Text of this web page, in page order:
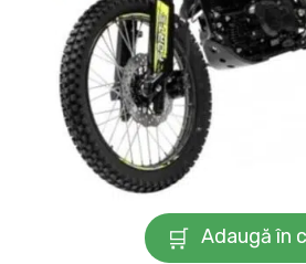
Adaugă în